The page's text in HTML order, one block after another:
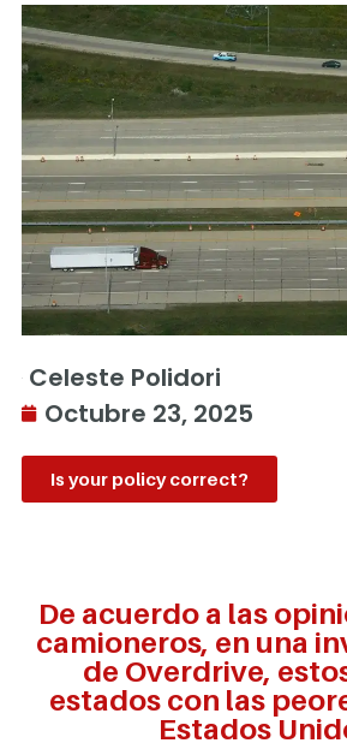
Celeste Polidori
Octubre 23, 2025
Is your policy correct?
De acuerdo a las
camioneros, en una
de Overdrive,
estados con las
Estados